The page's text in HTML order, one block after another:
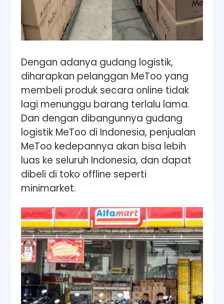
Dengan adanya gudang logistik,
diharapkan pelanggan MeToo yang
membeli produk secara online tidak
lagi menunggu barang terlalu lama.
Dan dengan dibangunnya gudang
logistik MeToo di Indonesia, penjualan
MeToo kedepannya akan bisa lebih
luas ke seluruh Indonesia, dan dapat
dibeli di toko offline seperti
minimarket.